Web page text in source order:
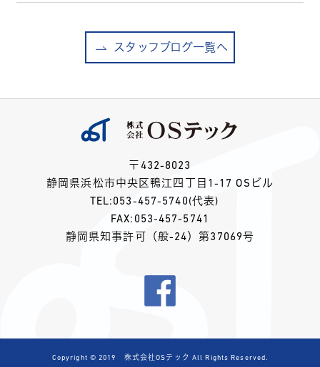
スタッフブログ一覧へ
〒432-8023
静岡県浜松市中央区鴨江四丁目1-17 OSビル
TEL: 053-457-5740 (代表)
FAX:053-457-5741
静岡県知事許可（般-24）第37069号
Copyright © 2019 株式会社OSテック All Rights Reserved.